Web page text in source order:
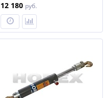
предметов, арт. № HZ
25.1.084S, horex
12 180 руб.